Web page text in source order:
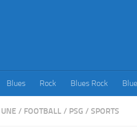
Blues Rock Blues Rock
/ FOOTBALL / PSG / SPORTS